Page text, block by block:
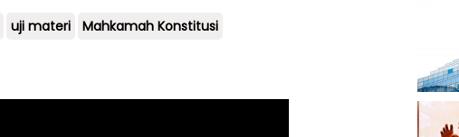
uji materi Mahkamah Konstitusi